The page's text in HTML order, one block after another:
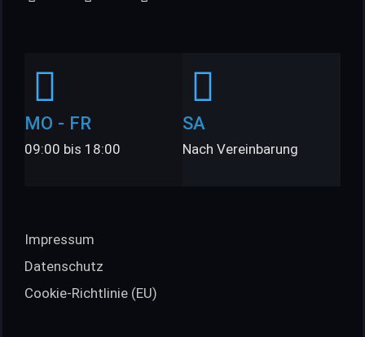
MO - FR
09:00 bis 18:00
SA
Nach Vereinbarung
Impressum
Datenschutz
Cookie-Richtlinie (EU)